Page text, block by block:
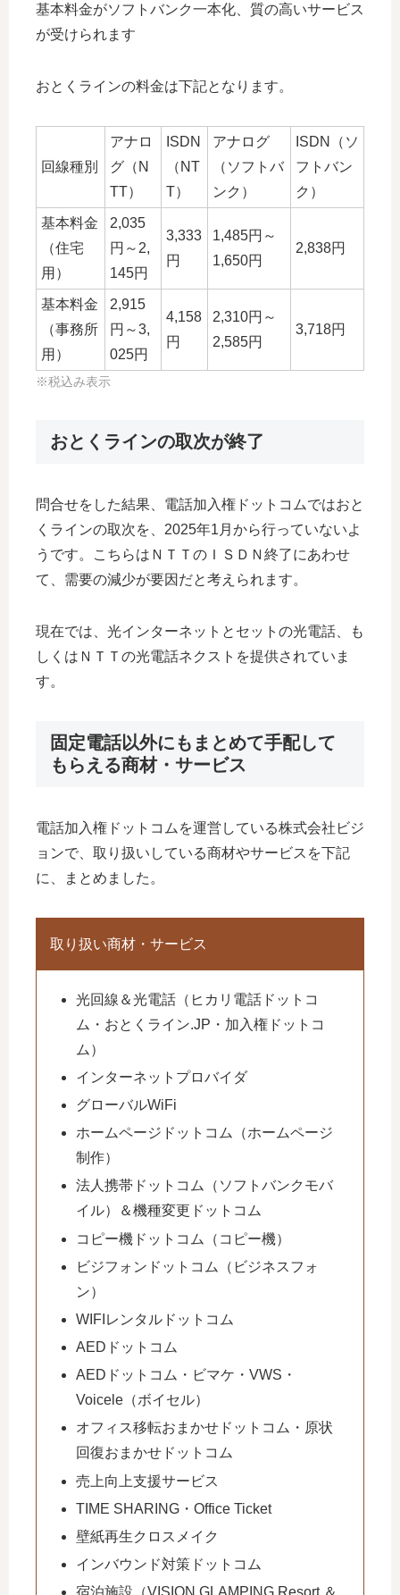
基本料金がソフトバンク一本化、質の高いサービス
が受けられます
おとくラインの料金は下記となります。
回線種別
アナロ
グ（N
TT）
ISDN
（NT
T）
アナログ
（ソフトバ
ンク）
ISDN（ソ
フトバン
ク）
基本料金
（住宅
用）
2,035
円～2,
145円
3,333
円
1,485円～
1,650円
2,838円
基本料金
（事務所
用）
2,915
円～3,
025円
4,158
円
2,310円～
2,585円
3,718円
※税込み表示
おとくラインの取次が終了
問合せをした結果、電話加入権ドットコムではおと
くラインの取次を、2025年1月から行っていないよ
うです。こちらはＮＴＴのＩＳＤＮ終了にあわせ
て、需要の減少が要因だと考えられます。
現在では、光インターネットとセットの光電話、も
しくはＮＴＴの光電話ネクストを提供されていま
す。
固定電話以外にもまとめて手配して
もらえる商材・サービス
電話加入権ドットコムを運営している株式会社ビジ
ョンで、取り扱いしている商材やサービスを下記
に、まとめました。
取り扱い商材・サービス
光回線＆光電話（ヒカリ電話ドットコ
ム・おとくライン.JP・加入権ドットコ
ム）
インターネットプロバイダ
グローバルWiFi
ホームページドットコム（ホームページ
制作）
法人携帯ドットコム（ソフトバンクモバ
イル）＆機種変更ドットコム
コピー機ドットコム（コピー機）
ビジフォンドットコム（ビジネスフォ
ン）
WIFIレンタルドットコム
AEDドットコム
AEDドットコム・ビマケ・VWS・
Voicele（ボイセル）
オフィス移転おまかせドットコム・原状
回復おまかせドットコム
売上向上支援サービス
TIME SHARING・Office Ticket
壁紙再生クロスメイク
インバウンド対策ドットコム